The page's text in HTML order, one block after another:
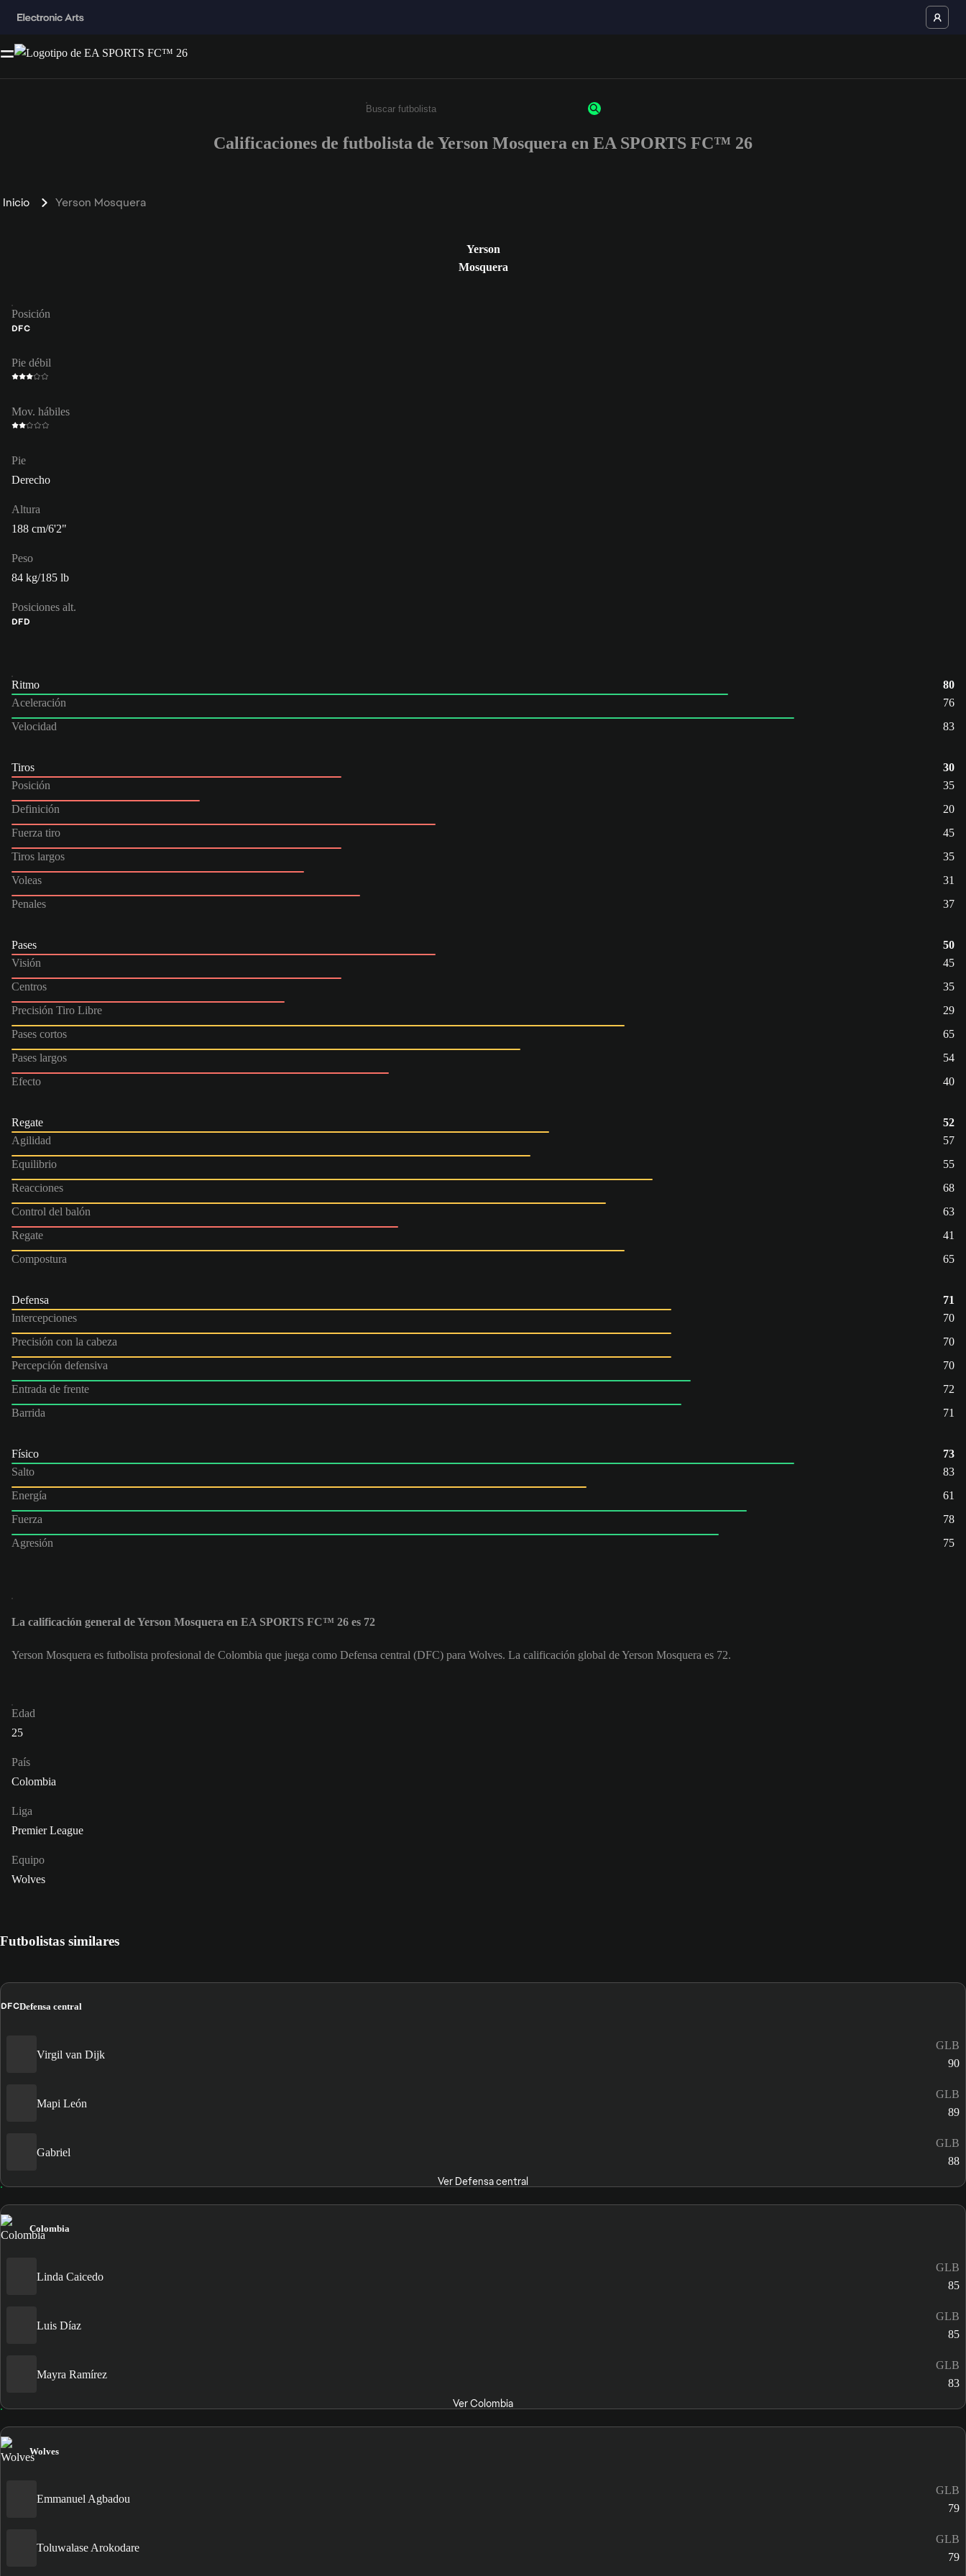
Ingresa un mínimo de 3 caracteres o números
Calificaciones de futbolista de Yerson Mosquera en EA SPORTS FC™ 26
Inicio Yerson Mosquera
Yerson
Mosquera
Posición
DFC
Pie débil
Mov. hábiles
Pie
Derecho
Altura
188 cm/6'2"
Peso
84 kg/185 lb
Posiciones alt.
DFD
Ritmo
80
Aceleración
76
Velocidad
83
Tiros
30
Posición
35
Definición
20
Fuerza tiro
45
Tiros largos
35
Voleas
31
Penales
37
Pases
50
Visión
45
Centros
35
Precisión Tiro Libre
29
Pases cortos
65
Pases largos
54
Efecto
40
Regate
52
Agilidad
57
Equilibrio
55
Reacciones
68
Control del balón
63
Regate
41
Compostura
65
Defensa
71
Intercepciones
70
Precisión con la cabeza
70
Percepción defensiva
70
Entrada de frente
72
Barrida
71
Físico
73
Salto
83
Energía
61
Fuerza
78
Agresión
75
La calificación general de Yerson Mosquera en EA SPORTS FC™ 26 es 72
Yerson Mosquera es futbolista profesional de Colombia que juega como Defensa central (DFC) para Wolves. La calificación global de Yerson Mosquera es 72.
Edad
25
País
Colombia
Liga
Premier League
Equipo
Wolves
Futbolistas similares
DFCDefensa central
Virgil van Dijk
GLB
90
Mapi León
GLB
89
Gabriel
GLB
88
Ver Defensa central
Colombia
Linda Caicedo
GLB
85
Luis Díaz
GLB
85
Mayra Ramírez
GLB
83
Ver Colombia
Wolves
Emmanuel Agbadou
GLB
79
Toluwalase Arokodare
GLB
79